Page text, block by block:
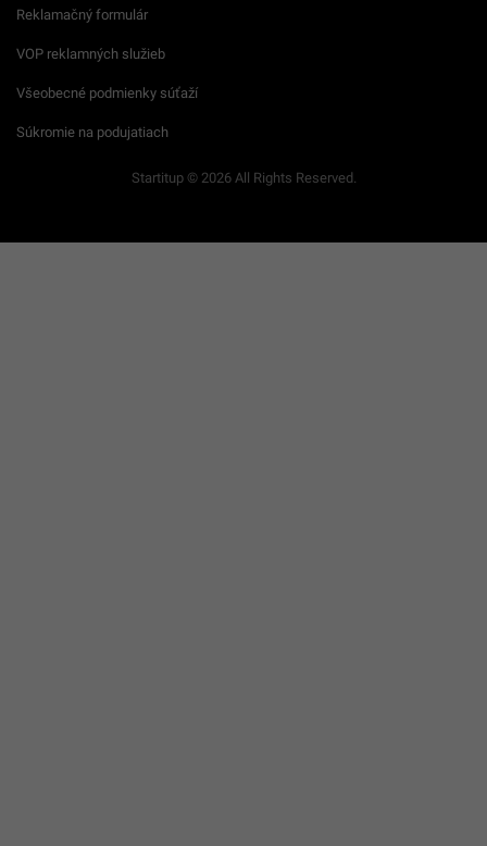
Reklamačný formulár
VOP reklamných služieb
Všeobecné podmienky súťaží
Súkromie na podujatiach
Startitup © 2026 All Rights Reserved.